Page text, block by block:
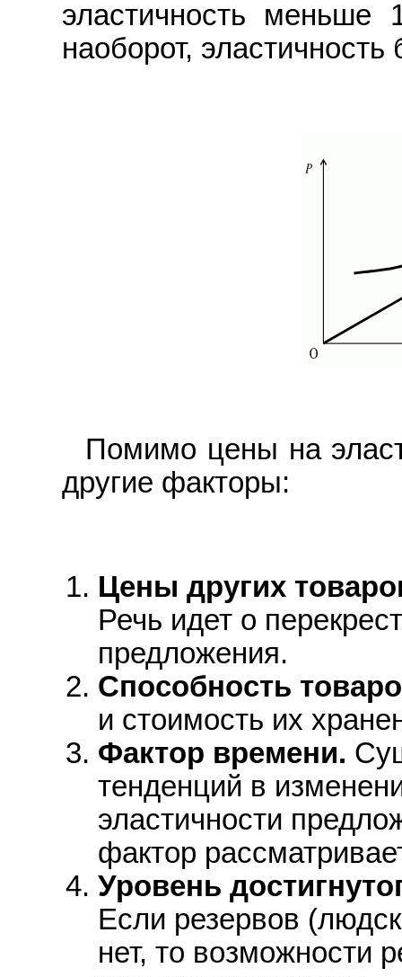
эластичность
наоборот,
Помимо цены на
другие факторы:
Цены других
Речь идет о
предложения.
Способность
и стоимость их
Фактор времени.
тенденций в
эластичности
фактор
Уровень
Если резервов
нет, то возможности